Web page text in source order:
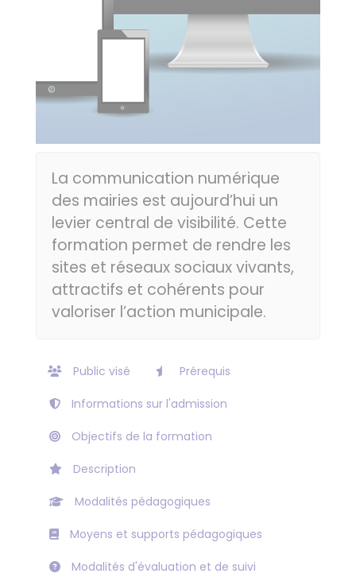
La communication numérique
des mairies est aujourd’hui un
levier central de visibilité. Cette
formation permet de rendre les
sites et réseaux sociaux vivants,
attractifs et cohérents pour
valoriser l’action municipale.
Public visé Prérequis
Informations sur l'admission
Objectifs de la formation
Description
Modalités pédagogiques
Moyens et supports pédagogiques
Modalités d'évaluation et de suivi